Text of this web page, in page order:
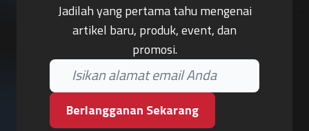
Jadilah yang pertama tahu mengenai
artikel baru, produk, event, dan
promosi.
Berlangganan Sekarang